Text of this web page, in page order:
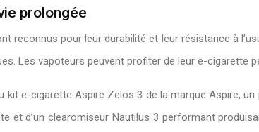
prolongée
reconnus pour leur durabilité et leur résistance à
Les vapoteurs peuvent profiter de leur e-cigarette
kit e-cigarette Aspire Zelos 3 de la marque Aspire,
et d’un clearomiseur Nautilus 3 performant